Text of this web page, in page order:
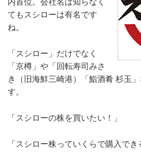
てもスシローは有名です
ね。
「スシロー」だけでなく
「京樽」や「回転寿司みさ
き（旧海鮮三崎港）「鮨酒肴 杉玉
す。
「スシローの株を買いたい！」
「スシロー株っていくらで購入でき